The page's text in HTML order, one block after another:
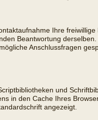
Ihre freiwillige
Beantwortung derselben.
Anschlussfragen
und
in den Cache Ihres
angezeigt.